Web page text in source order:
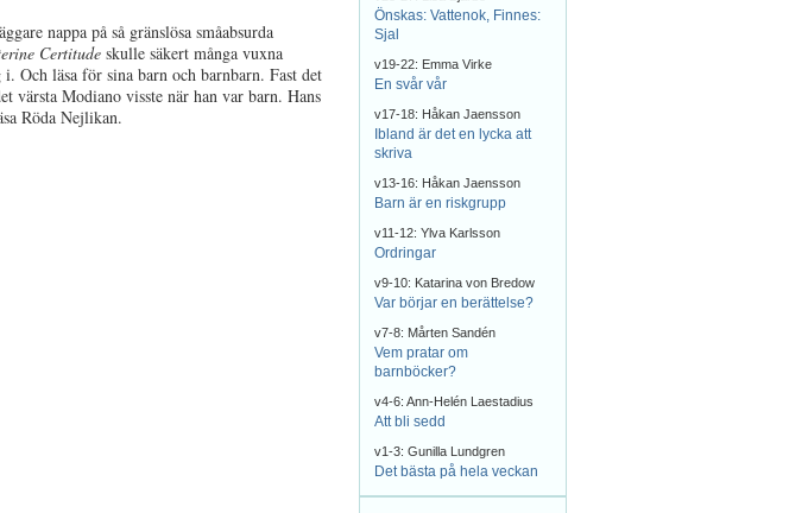
nappa på så gränslösa småabsurda
Certitude skulle säkert många vuxna
Och läsa för sina barn och barnbarn. Fast det
värsta Modiano visste när han var barn. Hans
Röda Nejlikan.
Önskas: Vattenok, Finnes:
Sjal
v19-22: Emma Virke
En svår vår
v17-18: Håkan Jaensson
Ibland är det en lycka att
skriva
v13-16: Håkan Jaensson
Barn är en riskgrupp
v11-12: Ylva Karlsson
Ordringar
v9-10: Katarina von Bredow
Var börjar en berättelse?
v7-8: Mårten Sandén
Vem pratar om
barnböcker?
v4-6: Ann-Helén Laestadius
Att bli sedd
v1-3: Gunilla Lundgren
Det bästa på hela veckan